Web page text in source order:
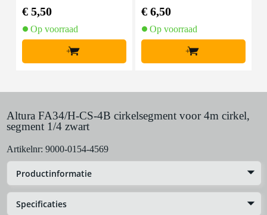
€ 5,50
Op voorraad
+
€ 6,50
Op voorraad
+
Altura FA34/H-CS-4B cirkelsegment voor 4m cirkel,
segment 1/4 zwart
Artikelnr: 9000-0154-4569
Productinformatie
Specificaties